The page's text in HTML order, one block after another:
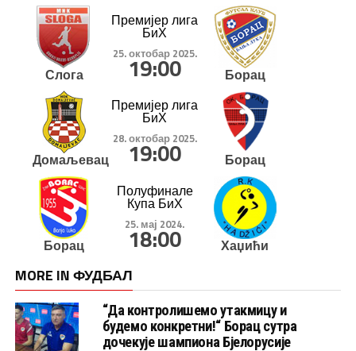
Слога
Премијер лига
БиХ
25. октобар 2025.
19:00 Борац
Домаљевац
Премијер лига
БиХ
28. октобар 2025.
19:00 Борац
Борац
Полуфинале
Купа БиХ
25. мај 2024.
18:00 Хаџићи
MORE IN ФУДБАЛ
“Да контролишемо утакмицу и
будемо конкретни!“ Борац сутра
дочекује шампиона Бјелорусије